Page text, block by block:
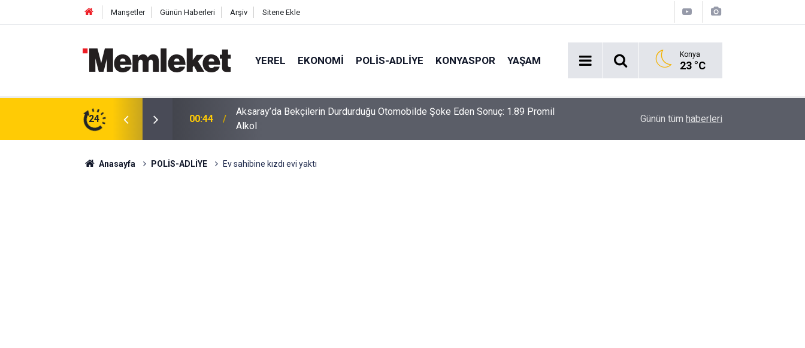
Manşetler Günün Haberleri Arşiv Sitene Ekle
YEREL EKONOMI POLİS-ADLİYE KONYASPOR YAŞAM Konya
23 °C
24
Otomobilde Şoke Eden Sonuç: 1.89 Promil
00:41 Polatlı-Haymana-Konya hattı bölünmüş yol oluyor Erkin Koray'ı bir tek onlar hatırladı
Günün tüm haberleri
Anasayfa POLİS-ADLİYE Ev sahibine kızdı evi yaktı